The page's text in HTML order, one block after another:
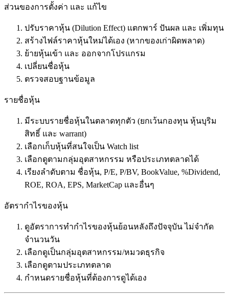
ส่วนของการตั้งค่า และ แก้ไข
ปรับราคาหุ้น (Dilution Effect) แตกพาร์ ปันผล และ เพิ่มทุน
สร้างไฟล์ราคาหุ้นใหม่ได้เอง (หากของเก่าผิดพลาด)
ย้ายหุ้นเข้า และ ออกจากโปรแกรม
เปลี่ยนชื่อหุ้น
ตรวจสอบฐานข้อมูล
รายชื่อหุ้น
มีระบบรายชื่อหุ้นในตลาดทุกตัว (ยกเว้นกองทุน หุ้นบุริม
สิทธิ์ และ warrant)
เลือกเก็บหุ้นที่สนใจเป็น Watch list
เลือกดูตามกลุ่มอุตสาหกรรม หรือประเภทตลาดได้
เรียงลำดับตาม ชื่อหุ้น, P/E, P/BV, BookValue, %Dividend,
ROE, ROA, EPS, MarketCap และอื่นๆ
อัตรากำไรของหุ้น
ดูอัตราการทำกำไรของหุ้นย้อนหลังถึงปัจจุบัน ไม่จำกัด
จำนวนวัน
เลือกดูเป็นกลุ่มอุตสาหกรรม/หมวดธุรกิจ
เลือกดูตามประเภทตลาด
กำหนดรายชื่อหุ้นที่ต้องการดูได้เอง